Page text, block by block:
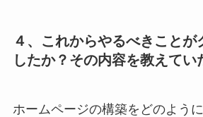
４、これからやるべきことが
したか？その内容を教えてい
ホームページの構築をどのよう